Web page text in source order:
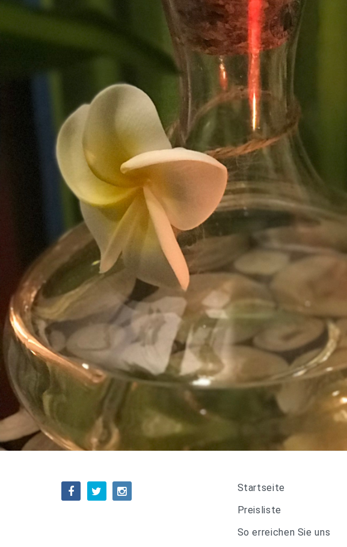
Startseite
Preisliste
So erreichen Sie uns